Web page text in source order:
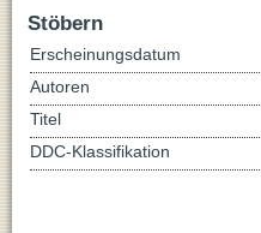
Stöbern
Erscheinungsdatum
Autoren
Titel
DDC-Klassifikation